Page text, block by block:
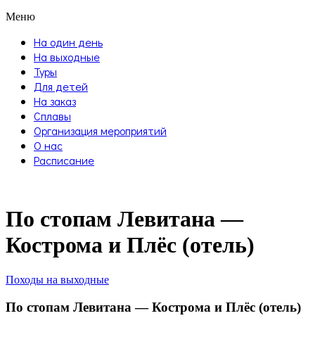
Меню
На один день
На выходные
Туры
Для детей
На заказ
Сплавы
Организация мероприятий
О нас
Расписание
По стопам Левитана —
Кострома и Плёс (отель)
Походы на выходные
По стопам Левитана — Кострома и Плёс (отель)